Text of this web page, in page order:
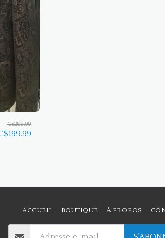
C$299.99
199.99
ACCUEIL BOUTIQUE À PROPOS